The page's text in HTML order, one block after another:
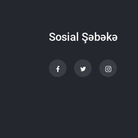
Sosial Şəbəkə